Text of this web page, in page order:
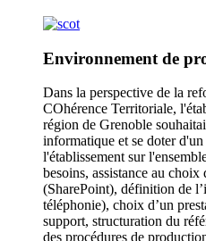
Environnement de
Dans la perspective de la
COhérence Territoriale,
région de Grenoble
informatique et se doter
l'établissement sur
besoins, assistance au
(SharePoint), définition de
téléphonie), choix d’un
support, structuration du
des procédures de